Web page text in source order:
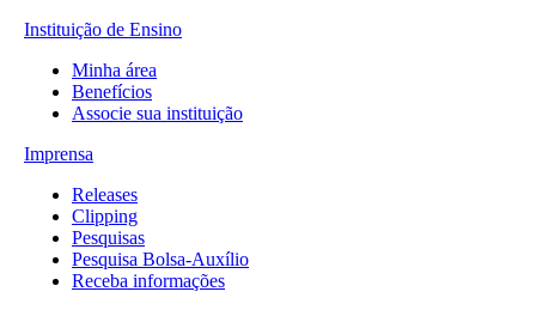
Instituição de Ensino
Minha área
Benefícios
Associe sua instituição
Imprensa
Releases
Clipping
Pesquisas
Pesquisa Bolsa-Auxílio
Receba informações